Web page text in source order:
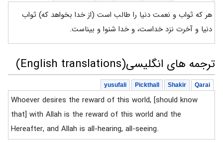
هر که ثواب و نعمت دنیا را طالب است (از خدا بخواهد که) ثواب
دنیا و آخرت نزد خداست، و خدا شنوا و بیناست.
ترجمه های انگلیسی(English translations)
Qarai
Shakir
Pickthall
yusufali
Whoever desires the reward of this world, [should know
that] with Allah is the reward of this world and the
Hereafter, and Allah is all-hearing, all-seeing.